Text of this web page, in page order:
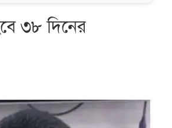
৩৮ দিনের